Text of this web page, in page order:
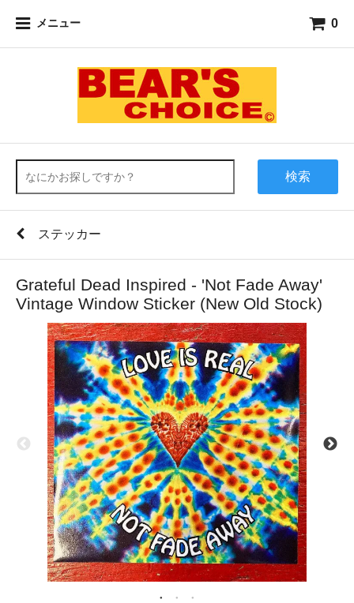
メニュー 0
検索
ステッカー
Grateful Dead Inspired - 'Not Fade Away'
Vintage Window Sticker (New Old Stock)